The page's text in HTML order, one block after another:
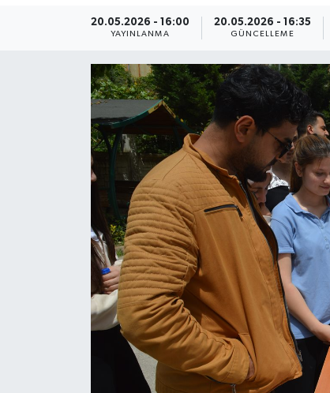
20.05.2026 - 16:00
YAYINLANMA
20.05.2026 - 16:35
GÜNCELLEME
Bi̇li̇m & Teknoloji̇